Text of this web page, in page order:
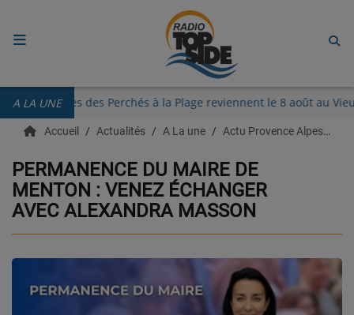
A LA UNE
Les Guinguettes des Perchés à la Plage reviennent le 8 août au
RADIO
ECOUTER
RECHERCHE DE TITRES
EMISSIONS
LIVE DJ
Accueil Actualités A La une Actu Provence Alpes Côte d'azur
PERMANENCE DU MAIRE DE
MENTON : VENEZ ÉCHANGER
AVEC ALEXANDRA MASSON